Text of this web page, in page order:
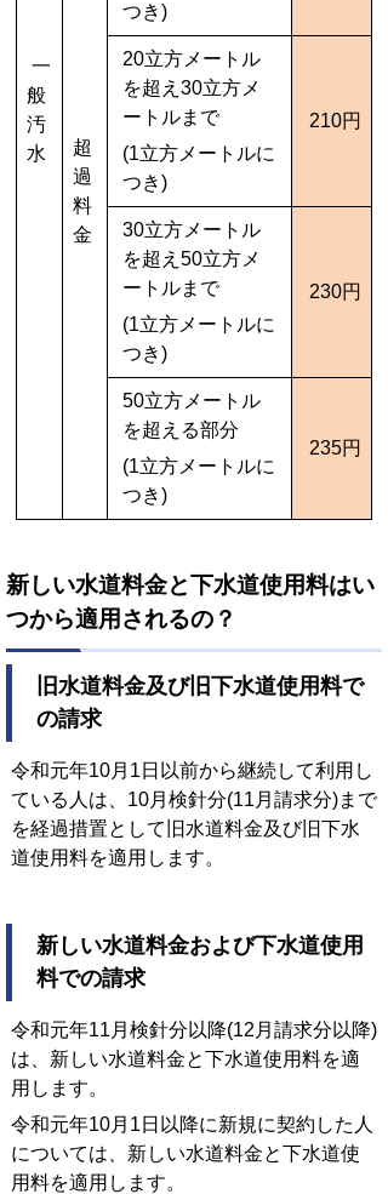
一
般
汚
水
超
過
料
金
つき)
20立方メートル
を超え30立方メ
ートルまで
(1立方メートルに
つき)
210円
30立方メートル
を超え50立方メ
ートルまで
(1立方メートルに
つき)
230円
50立方メートル
を超える部分
(1立方メートルに
つき)
235円
新しい水道料金と下水道使用料はい
つから適用されるの？
旧水道料金及び旧下水道使用料で
の請求
令和元年10月1日以前から継続して利用し
ている人は、10月検針分(11月請求分)まで
を経過措置として旧水道料金及び旧下水
道使用料を適用します。
新しい水道料金および下水道使用
料での請求
令和元年11月検針分以降(12月請求分以降)
は、新しい水道料金と下水道使用料を適
用します。
令和元年10月1日以降に新規に契約した人
については、新しい水道料金と下水道使
用料を適用します。